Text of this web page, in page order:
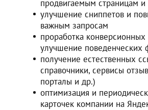
продвигаемым страницам и
улучшение сниппетов и
важным запросам
проработка
улучшение поведенческих
получение естественных
справочники, сервисы
порталы и др.)
оптимизация и
карточек компании на